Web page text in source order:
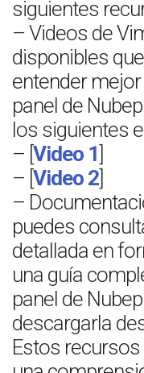
siguientes
– Videos de
disponibles
entender
panel de
los siguientes
– [Video 1]
– [Video 2]
–
puedes
detallada en
una guía
panel de
descargarla
Estos